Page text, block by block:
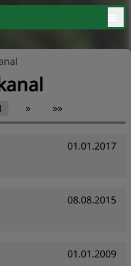
» »»
01.01.2017
08.08.2015
01.01.2009